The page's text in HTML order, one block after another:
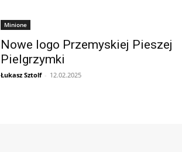
Minione
Nowe logo Przemyskiej Pieszej
Pielgrzymki
Łukasz Sztolf - 12.02.2025